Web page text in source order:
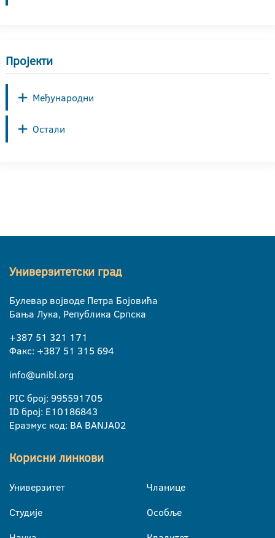
Пројекти
Међународни
Остали
Универзитетски град
Булевар војводе Петра Бојовића
Бања Лука, Република Српска
+387 51 321 171
Факс: +387 51 315 694
info@unibl.org
PIC број: 995591705
ID број: E10186843
Еразмус код: BA BANJA02
Корисни линкови
Универзитет
Студије
Чланице
Особље